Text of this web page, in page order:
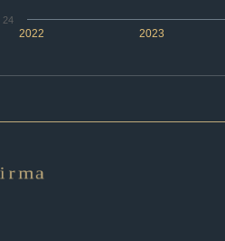
2022 2023
24